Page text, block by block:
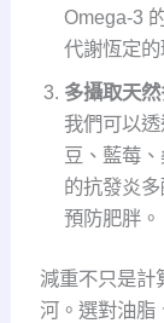
Omega-3
代謝恆定的
多攝取天然
我們可以
豆、藍莓
的抗發炎
預防肥胖。
減重不只是計
河。選對油脂